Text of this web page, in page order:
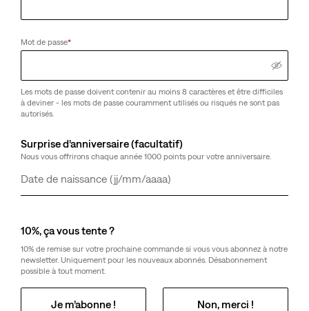
Mot de passe*
Les mots de passe doivent contenir au moins 8 caractères et être difficiles
à deviner - les mots de passe couramment utilisés ou risqués ne sont pas
autorisés.
Surprise d’anniversaire (facultatif)
Nous vous offrirons chaque année 1000 points pour votre anniversaire.
Jour
Mois
Année
10%, ça vous tente ?
10% de remise sur votre prochaine commande si vous vous abonnez à notre
newsletter. Uniquement pour les nouveaux abonnés. Désabonnement
possible à tout moment.
Je m’abonne ! Non, merci !